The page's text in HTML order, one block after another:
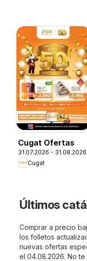
Cugat Ofertas
31.07.2026 - 31.08.2026
Cugat
Últimos
Comprar a precio
los folletos
nuevas ofertas
el 04.08.2026. No